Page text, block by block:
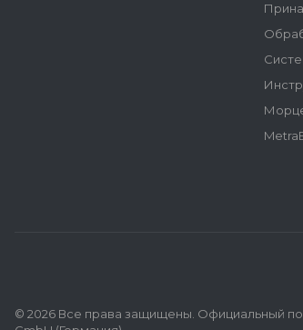
© 2026 Все права защищены. Официальный